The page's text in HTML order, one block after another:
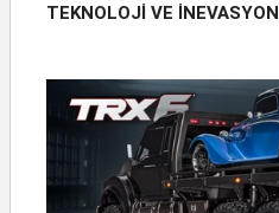
TEKNOLOJİ VE İNEVASYON